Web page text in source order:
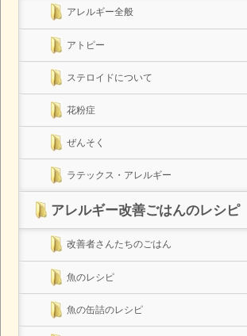
アレルギー全般
アトピー
ステロイドについて
花粉症
ぜんそく
ラテックス・アレルギー
アレルギー改善ごはんのレシピ
改善者さんたちのごはん
魚のレシピ
魚の缶詰のレシピ